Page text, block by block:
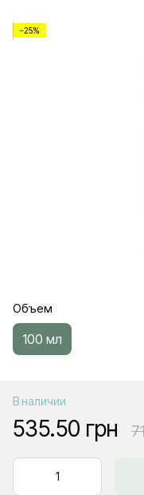
−25%
Объем
100 мл
В наличии
535.50 грн